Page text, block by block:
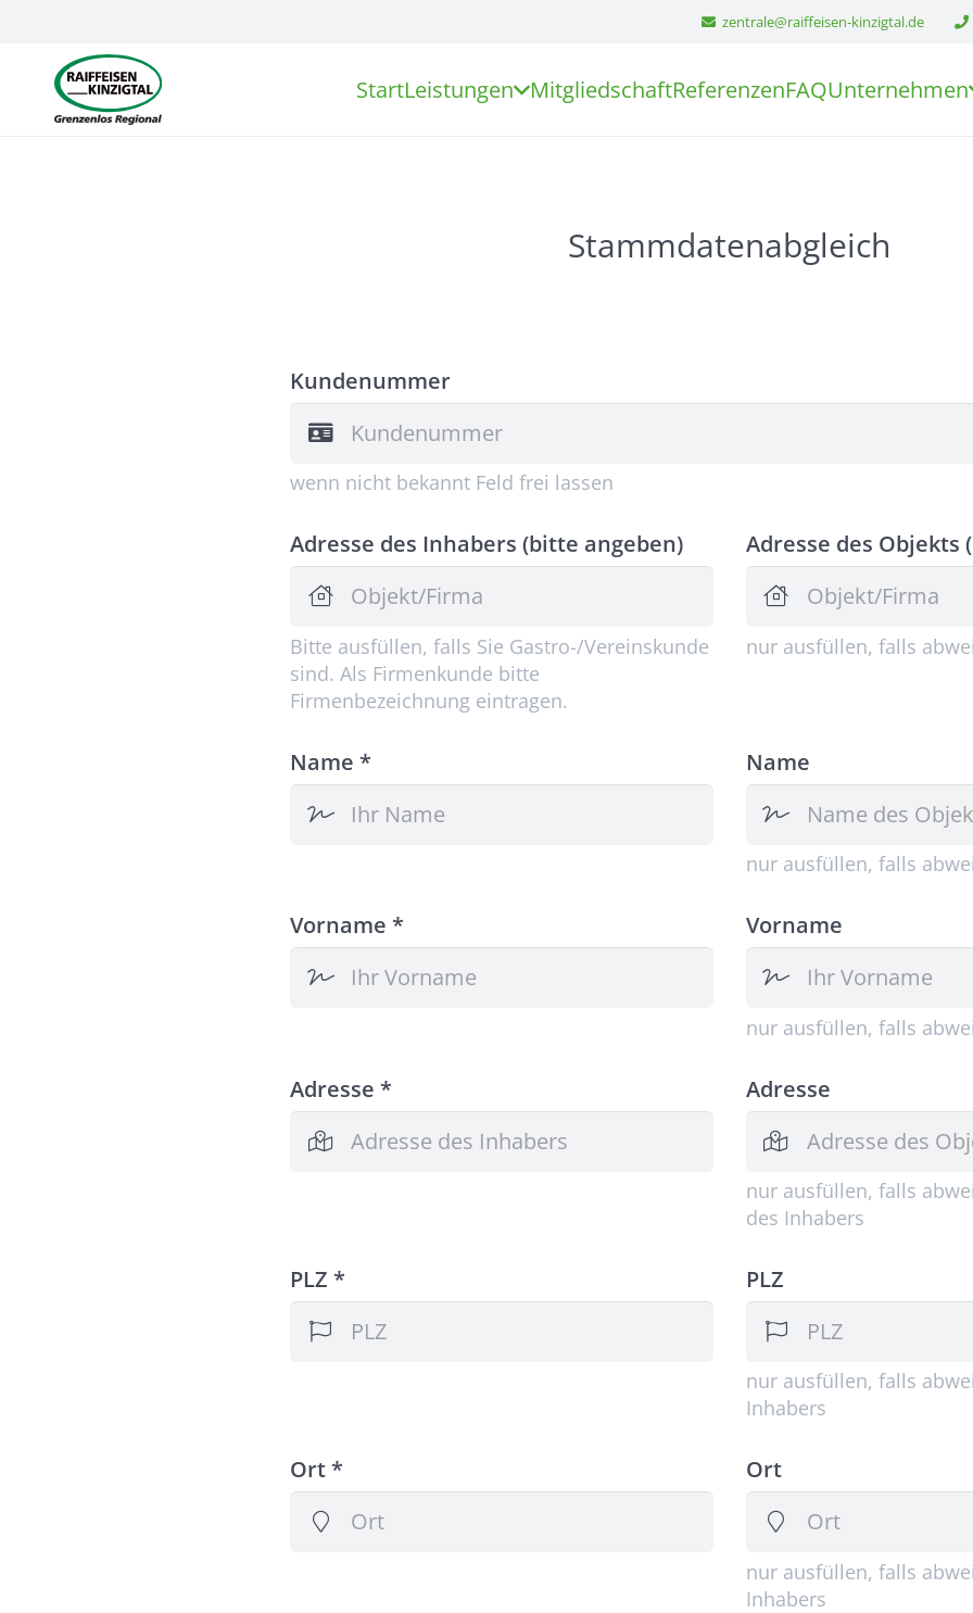
zentrale@raiffeisen-kinzigtal.de
StartLeistungen MitgliedschaftReferenzenFAQUnternehmen
Stammdatenabgleich
Kundenummer
wenn nicht bekannt Feld frei lassen
Adresse des Inhabers (bitte angeben)
Bitte ausfüllen, falls Sie Gastro-/Vereinskunde
sind. Als Firmenkunde bitte
Firmenbezeichnung eintragen.
Adresse des Objekts
nur ausfüllen, falls
Name * Name
nur ausfüllen, falls
Vorname * Vorname
nur ausfüllen, falls
Adresse * Adresse
nur ausfüllen, falls
des Inhabers
PLZ * PLZ
nur ausfüllen, falls
Inhabers
Ort * Ort
nur ausfüllen, falls
Inhabers